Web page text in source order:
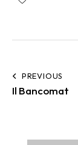
PREVIOUS
Il Bancomat